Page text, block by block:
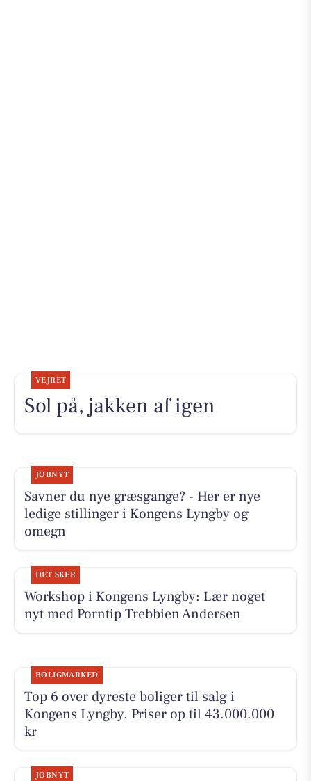
VEJRET
Sol på, jakken af igen
JOBNYT
Savner du nye græsgange? - Her er nye
ledige stillinger i Kongens Lyngby og
omegn
DET SKER
Workshop i Kongens Lyngby: Lær noget
nyt med Porntip Trebbien Andersen
BOLIGMARKED
Top 6 over dyreste boliger til salg i
Kongens Lyngby. Priser op til 43.000.000
kr
JOBNYT